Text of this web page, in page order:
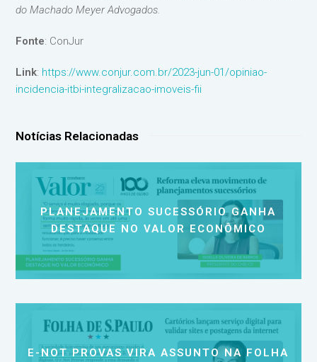
do Machado Meyer Advogados.
Fonte: ConJur
Link: https://www.conjur.com.br/2023-jun-01/opiniao-
incidencia-itbi-integralizacao-imoveis-fii
Notícias Relacionadas
PLANEJAMENTO SUCESSÓRIO GANHA
DESTAQUE NO VALOR ECONÔMICO
E-NOT PROVAS VIRA ASSUNTO NA FOLHA